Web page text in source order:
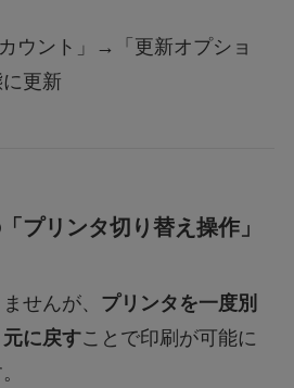
ウント」→「更新オプショ
更新
プリンタ切り替え操作」
せんが、 プリンタを一度別
に戻すことで印刷が可能に